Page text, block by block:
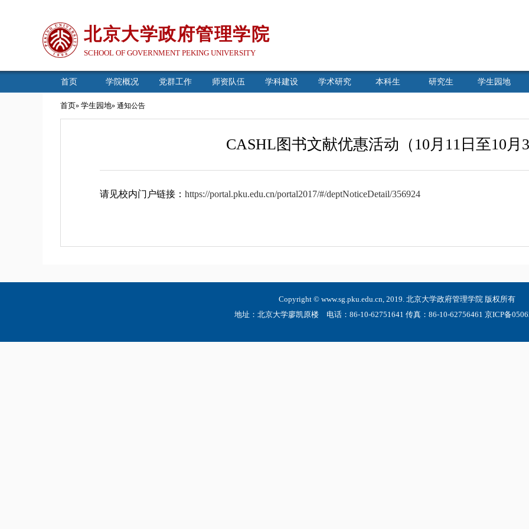
北京大学政府管理学院
SCHOOL OF GOVERNMENT PEKING UNIVERSITY
首页 学院概况 党群工作 师资队伍 学科建设 学术研究 本科生 研究生 学生园地
首页» 学生园地» 通知公告
CASHL图书文献优惠活动（10月11日至10月
请见校内门户链接： https://portal.pku.edu.cn/portal2017/#/deptNoticeDetail/356924
Copyright © www.sg.pku.edu.cn, 2019. 北京大学政府管理学院 版权所有
地址：北京大学廖凯原楼 电话：86-10-62751641 传真：86-10-62756461 京ICP备